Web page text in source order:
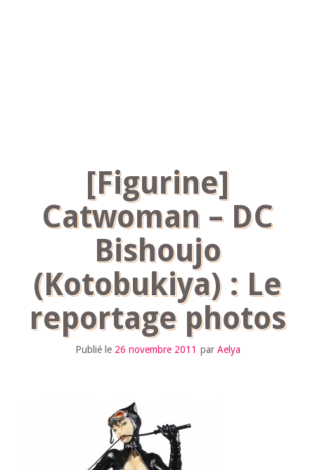
[Figurine]
Catwoman – DC
Bishoujo
(Kotobukiya) : Le
reportage photos
Publié le 26 novembre 2011 par Aelya